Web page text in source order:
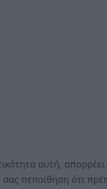
αυτή,
σας πεποίθηση ότι